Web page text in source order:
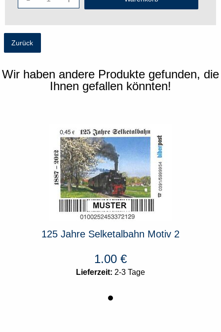
Zurück
Wir haben andere Produkte gefunden, die
Ihnen gefallen könnten!
125 Jahre Selketalbahn Motiv 2
1.00 €
Lieferzeit: 2-3 Tage